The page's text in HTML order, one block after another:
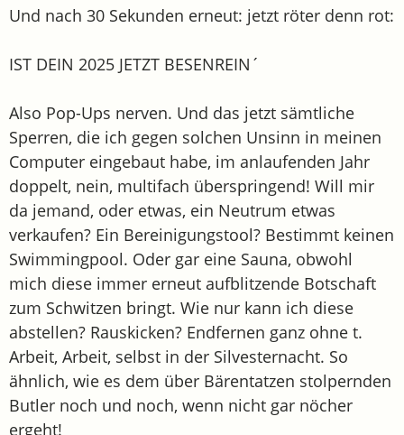
Und nach 30 Sekunden erneut: jetzt röter denn rot:
IST DEIN 2025 JETZT BESENREIN´
Also Pop-Ups nerven. Und das jetzt sämtliche
Sperren, die ich gegen solchen Unsinn in meinen
Computer eingebaut habe, im anlaufenden Jahr
doppelt, nein, multifach überspringend! Will mir
da jemand, oder etwas, ein Neutrum etwas
verkaufen? Ein Bereinigungstool? Bestimmt keinen
Swimmingpool. Oder gar eine Sauna, obwohl
mich diese immer erneut aufblitzende Botschaft
zum Schwitzen bringt. Wie nur kann ich diese
abstellen? Rauskicken? Endfernen ganz ohne t.
Arbeit, Arbeit, selbst in der Silvesternacht. So
ähnlich, wie es dem über Bärentatzen stolpernden
Butler noch und noch, wenn nicht gar nöcher
ergeht!